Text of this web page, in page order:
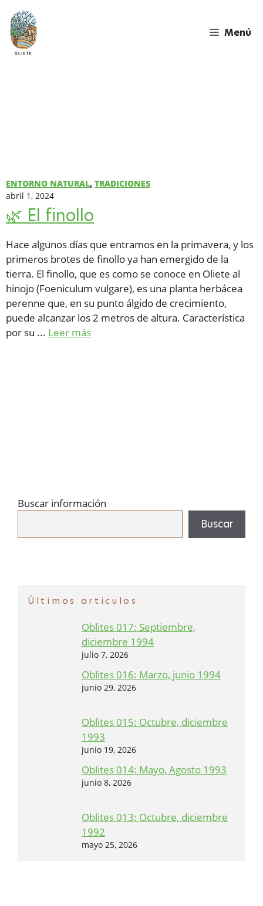
contenido
Menú
ENTORNO NATURAL, TRADICIONES
abril 1, 2024
🌿 El finollo
Hace algunos días que entramos en la primavera, y los
primeros brotes de finollo ya han emergido de la
tierra. El finollo, que es como se conoce en Oliete al
hinojo (Foeniculum vulgare), es una planta herbácea
perenne que, en su punto álgido de crecimiento,
puede alcanzar los 2 metros de altura. Característica
por su ... Leer más
Buscar información
Buscar
Últimos articulos
Oblites 017: Septiembre,
diciembre 1994
julio 7, 2026
Oblites 016: Marzo, junio 1994
junio 29, 2026
Oblites 015: Octubre, diciembre
1993
junio 19, 2026
Oblites 014: Mayo, Agosto 1993
junio 8, 2026
Oblites 013: Octubre, diciembre
1992
mayo 25, 2026